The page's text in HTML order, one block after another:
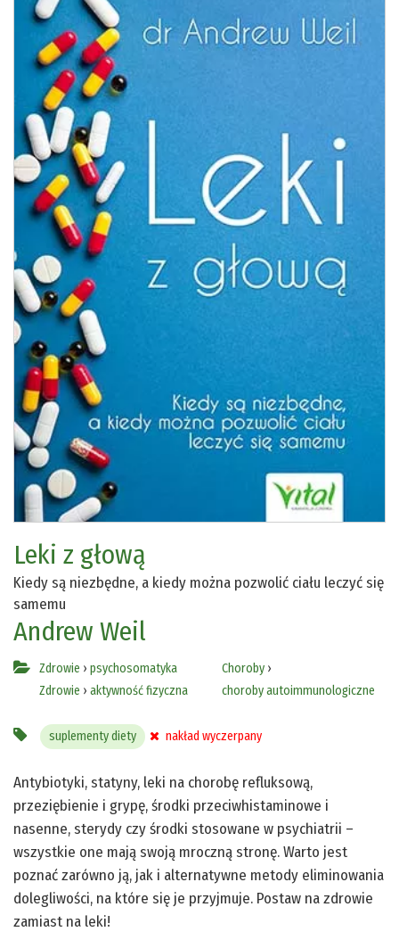
Leki z głową
Kiedy są niezbędne, a kiedy można pozwolić ciału leczyć się
samemu
Andrew Weil
Zdrowie › psychosomatyka
Zdrowie › aktywność fizyczna
Choroby›
choroby autoimmunologiczne
suplementy diety nakład wyczerpany
Antybiotyki, statyny, leki na chorobę refluksową,
przeziębienie i grypę, środki przeciwhistaminowe i
nasenne, sterydy czy środki stosowane w psychiatrii –
wszystkie one mają swoją mroczną stronę. Warto jest
poznać zarówno ją, jak i alternatywne metody eliminowania
dolegliwości, na które się je przyjmuje. Postaw na zdrowie
zamiast na leki!